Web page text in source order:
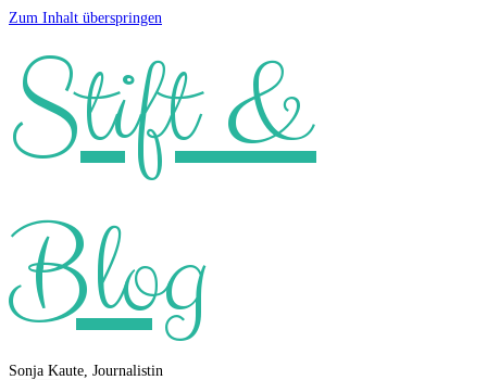
Zum Inhalt überspringen
Stift &
Blog
Sonja Kaute, Journalistin